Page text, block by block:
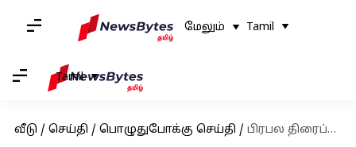
மேலும் Tamil
Tamil
வீடு / செய்தி / பொழுதுபோக்கு செய்தி / பிரபல திரைப்பட பாடலாசிரியர் கவிஞர் செங்குட்டுவன் உடல்நலக் குறைவால் காலமானார்